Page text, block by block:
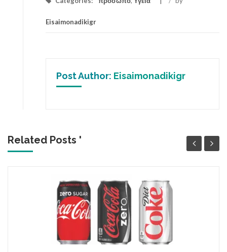
Eisaimonadikigr
Post Author: Eisaimonadikigr
Related Posts '